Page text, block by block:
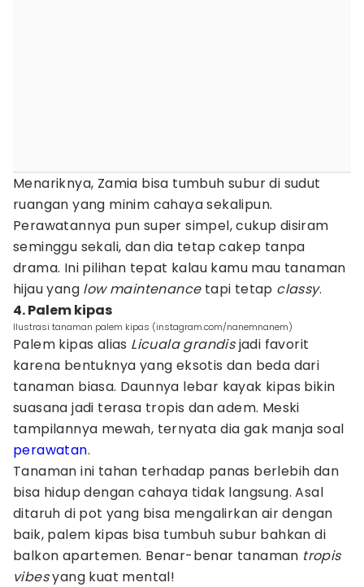
Menariknya, Zamia bisa tumbuh subur di sudut
ruangan yang minim cahaya sekalipun.
Perawatannya pun super simpel, cukup disiram
seminggu sekali, dan dia tetap cakep tanpa
drama. Ini pilihan tepat kalau kamu mau tanaman
hijau yang low maintenancetapi tetap classy.
4. Palem kipas
Ilustrasi tanaman palem kipas (instagram.com/nanemnanem)
Palem kipas alias Licuala grandisjadi favorit
karena bentuknya yang eksotis dan beda dari
tanaman biasa. Daunnya lebar kayak kipas bikin
suasana jadi terasa tropis dan adem. Meski
tampilannya mewah, ternyata dia gak manja soal
perawatan.
Tanaman ini tahan terhadap panas berlebih dan
bisa hidup dengan cahaya tidak langsung. Asal
ditaruh di pot yang bisa mengalirkan air dengan
baik, palem kipas bisa tumbuh subur bahkan di
balkon apartemen. Benar-benar tanaman tropis
vibesyang kuat mental!